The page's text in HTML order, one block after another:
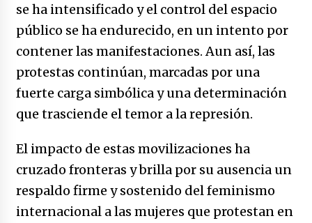
se ha intensificado y el control del espacio
público se ha endurecido, en un intento por
contener las manifestaciones. Aun así, las
protestas continúan, marcadas por una
fuerte carga simbólica y una determinación
que trasciende el temor a la represión.
El impacto de estas movilizaciones ha
cruzado fronteras y brilla por su ausencia un
respaldo firme y sostenido del feminismo
internacional a las mujeres que protestan en